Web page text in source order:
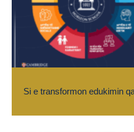
Si e transformon edukimin